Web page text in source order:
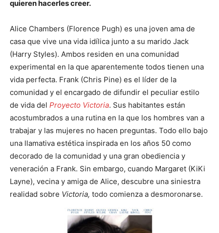
quieren hacerles creer.
Alice Chambers (Florence Pugh) es una joven ama de
casa que vive una vida idílica junto a su marido Jack
(Harry Styles). Ambos residen en una comunidad
experimental en la que aparentemente todos tienen una
vida perfecta. Frank (Chris Pine) es el líder de la
comunidad y el encargado de difundir el peculiar estilo
de vida del Proyecto Victoria. Sus habitantes están
acostumbrados a una rutina en la que los hombres van a
trabajar y las mujeres no hacen preguntas. Todo ello bajo
una llamativa estética inspirada en los años 50 como
decorado de la comunidad y una gran obediencia y
veneración a Frank. Sin embargo, cuando Margaret (KiKi
Layne), vecina y amiga de Alice, descubre una siniestra
realidad sobre Victoria, todo comienza a desmoronarse.